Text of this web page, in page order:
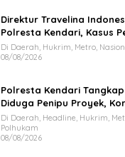
Direktur Travelina
Polresta Kendari, Kasus
Jemaah Umrah Masuk
Di Daerah, Hukrim, Metro,
08/08/2026
Polresta Kendari
Diduga Penipu Proyek,
Juta
Di Daerah, Headline, Hukrim,
Polhukam
08/08/2026